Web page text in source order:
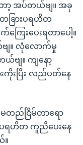
ော့ အပ်တယ်ဗျ။ အခု
ခြားပရဟိတ
ကြေးပေးရတာပေါ့။
။ လုံလောက်မှု
ဗျ။ ကျနော့
းပြီး လည်ပတ်နေ
မတည်ငြိမ်တာရော
ပရဟိတ ကူညီပေးနေ